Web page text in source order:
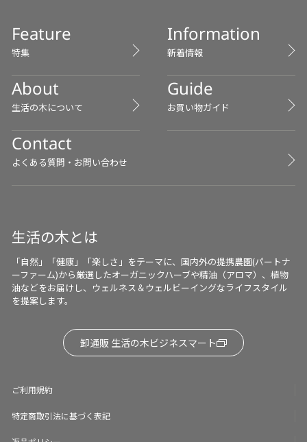
Feature
特集
Information
新着情報
About
生活の木について
Guide
お買い物ガイド
Contact
よくある質問・お問い合わせ
生活の木とは
「自然」「健康」「楽しさ」をテーマに、国内外の提携農園(パートナ
ーファーム)から厳選したオーガニックハーブや精油（アロマ）、植物
油などをお届けし、ウェルネス＆ウェルビーイングなライフスタイル
を提案します。
卸通販 生活の木ビジネスマート
ご利用規約
特定商取引法に基づく表記